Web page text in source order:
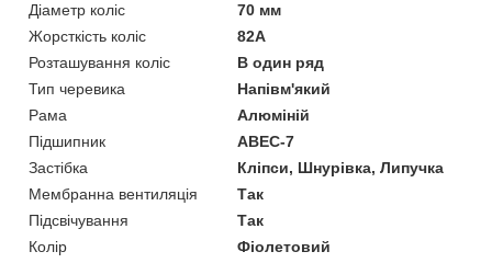
Діаметр коліс
70 мм
Жорсткість коліс
82А
Розташування коліс
В один ряд
Тип черевика
Напівм'який
Рама
Алюміній
Підшипник
ABEC-7
Застібка
Кліпси, Шнурівка, Липучка
Мембранна вентиляція
Так
Підсвічування
Так
Колір
Фіолетовий